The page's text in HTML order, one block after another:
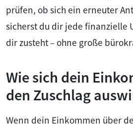
prüfen, ob sich ein erneuter
sicherst du dir jede finanzielle
dir zusteht – ohne große
Wie sich dein
den Zuschlag
Wenn dein Einkommen über